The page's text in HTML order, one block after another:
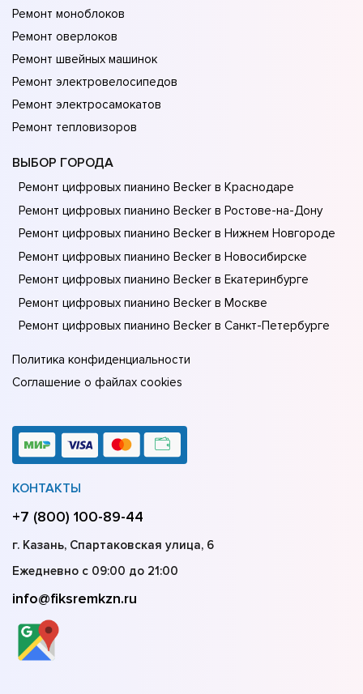
Ремонт моноблоков
Ремонт оверлоков
Ремонт швейных машинок
Ремонт электровелосипедов
Ремонт электросамокатов
Ремонт тепловизоров
ВЫБОР ГОРОДА
Ремонт цифровых пианино Becker в Краснодаре
Ремонт цифровых пианино Becker в Ростове-на-Донy
Ремонт цифровых пианино Becker в Нижнем Новгороде
Ремонт цифровых пианино Becker в Новосибирске
Ремонт цифровых пианино Becker в Екатеринбурге
Ремонт цифровых пианино Becker в Москве
Ремонт цифровых пианино Becker в Санкт-Петербурге
Политика конфиденциальности
Соглашение о файлах cookies
КОНТАКТЫ
+7 (800) 100-89-44
г. Казань, Спартаковская улица, 6
Ежедневно с 09:00 до 21:00
info@fiksremkzn.ru